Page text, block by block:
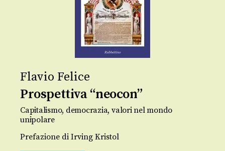
Flavio Felice
Prospettiva “neocon”
Capitalismo, democrazia, valori nel mondo
unipolare
Prefazione di Irving Kristol